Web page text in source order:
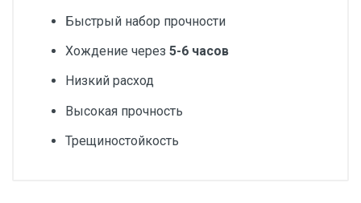
Быстрый набор прочности
Хождение через 5-6 часов
Низкий расход
Высокая прочность
Трещиностойкость